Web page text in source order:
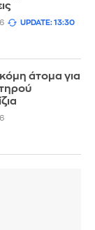
UPDATE: 13:30
άτομα για